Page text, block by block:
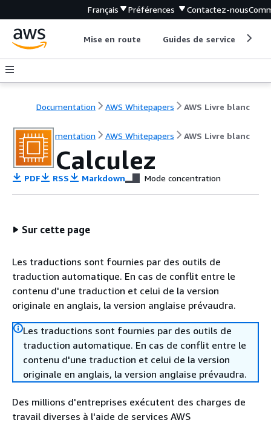
Français Préférences Contactez-nous
Mise en route Guides de service
Documentation AWS Whitepapers AWS Livre blanc
Documentation AWS Whitepapers AWS Livre blanc
Calculez
PDF RSS Markdown Mode concentration
Sur cette page
Les traductions sont fournies par des outils de
traduction automatique. En cas de conflit entre le
contenu d'une traduction et celui de la version
originale en anglais, la version anglaise prévaudra.
Les traductions sont fournies par des outils de
traduction automatique. En cas de conflit entre le
contenu d'une traduction et celui de la version
originale en anglais, la version anglaise prévaudra.
Des millions d'entreprises exécutent des charges de
travail diverses à l'aide de services AWS